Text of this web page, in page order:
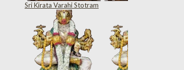
Sri Kirata Varahi Stotram